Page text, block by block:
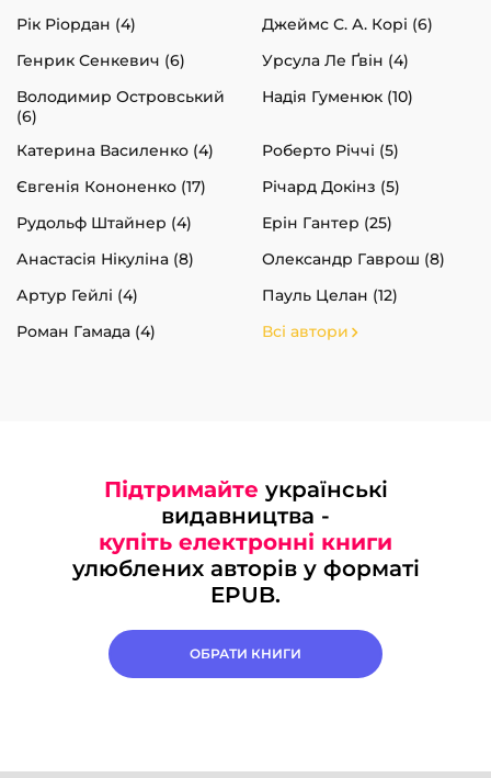
Рік Ріордан (4)
Джеймс С. А. Корі (6)
Генрик Сенкевич (6)
Урсула Ле Ґвін (4)
Володимир Островський
(6)
Надія Гуменюк (10)
Катерина Василенко (4)
Роберто Річчі (5)
Євгенія Кононенко (17)
Річард Докінз (5)
Рудольф Штайнер (4)
Ерін Гантер (25)
Анастасія Нікуліна (8)
Олександр Гаврош (8)
Артур Гейлі (4)
Пауль Целан (12)
Роман Гамада (4)
Всі автори
Підтримайте українські
видавництва -
купіть електронні книги
улюблених авторів у форматі
EPUB.
ОБРАТИ КНИГИ